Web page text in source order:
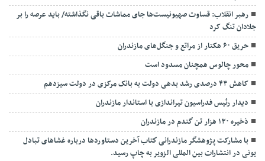
رهبر انقلاب: قساوت صهیونیست‌ها جای مماشات باقی نگذاشته/ باید عرصه را بر
جلادان تنگ کرد
حریق ۶۰ هکتار از مراتع و جنگل‌های مازندران
محور چالوس همچنان مسدود است
کاهش ۴۳ درصدی رشد بدهی دولت به بانک مرکزی در دولت سیزدهم
دیدار رئیس فدراسیون تیراندازی با استاندار مازندران
ذخیره ۱۳۰ هزار تن گندم در مازندران
با مشارکت پژوهشگر مازندرانی كتاب آخرین دستاوردها درباره غشاهای تبادل
یونی در انتشارات بین المللی الزویر به چاپ رسید.